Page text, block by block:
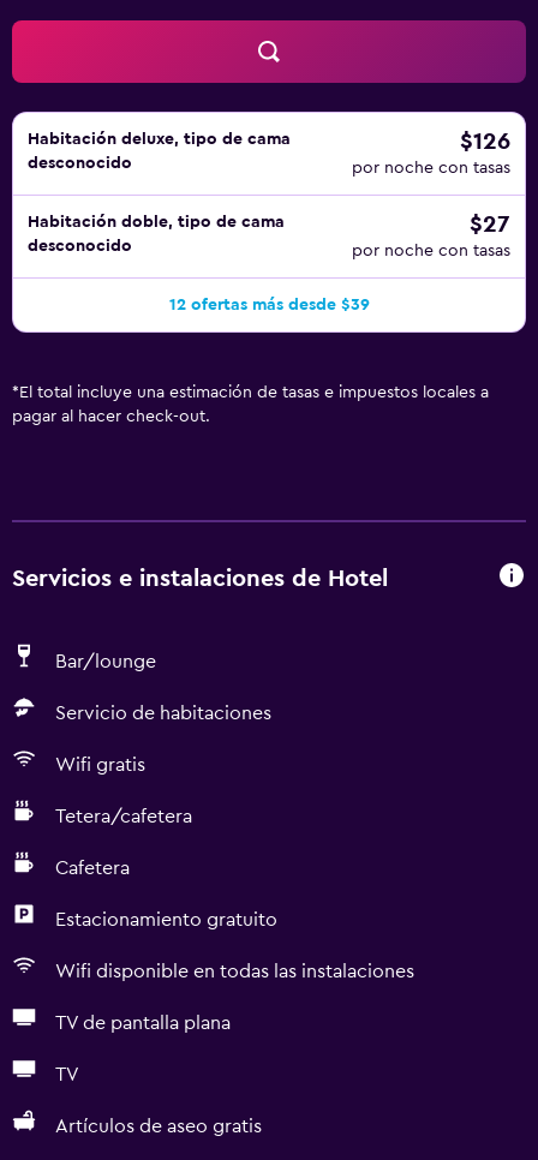
Habitación deluxe, tipo de cama
desconocido
$126
por noche con tasas
Habitación doble, tipo de cama
desconocido
$27
por noche con tasas
12 ofertas más desde $39
* El total incluye una estimación de tasas e impuestos locales a
pagar al hacer check-out.
Servicios e instalaciones de Hotel
Bar/lounge
Servicio de habitaciones
Wifi gratis
Tetera/cafetera
Cafetera
Estacionamiento gratuito
Wifi disponible en todas las instalaciones
TV de pantalla plana
TV
Artículos de aseo gratis